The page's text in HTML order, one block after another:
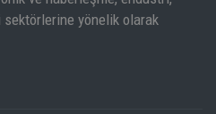
USB'ye Kayıt
Dökümanıyönelik olarak